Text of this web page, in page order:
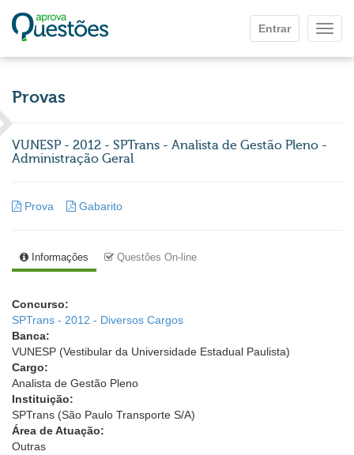
Entrar
Provas
VUNESP - 2012 - SPTrans - Analista de Gestão Pleno -
Administração Geral
Prova Gabarito
Informações Questões On-line
Concurso:
SPTrans - 2012 - Diversos Cargos
Banca:
VUNESP (Vestibular da Universidade Estadual Paulista)
Cargo:
Analista de Gestão Pleno
Instituição:
SPTrans (São Paulo Transporte S/A)
Área de Atuação:
Outras